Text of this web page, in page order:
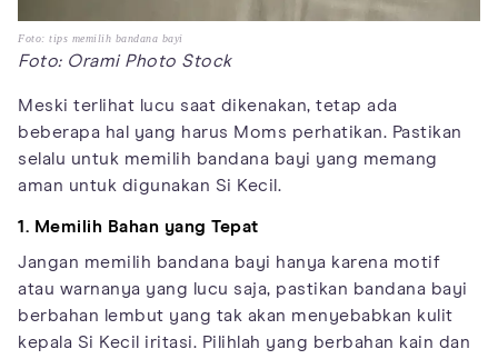
Foto: tips memilih bandana bayi
Foto: Orami Photo Stock
Meski terlihat lucu saat dikenakan, tetap ada
beberapa hal yang harus Moms perhatikan. Pastikan
selalu untuk memilih bandana bayi yang memang
aman untuk digunakan Si Kecil.
1. Memilih Bahan yang Tepat
Jangan memilih bandana bayi hanya karena motif
atau warnanya yang lucu saja, pastikan bandana bayi
berbahan lembut yang tak akan menyebabkan kulit
kepala Si Kecil iritasi. Pilihlah yang berbahan kain dan